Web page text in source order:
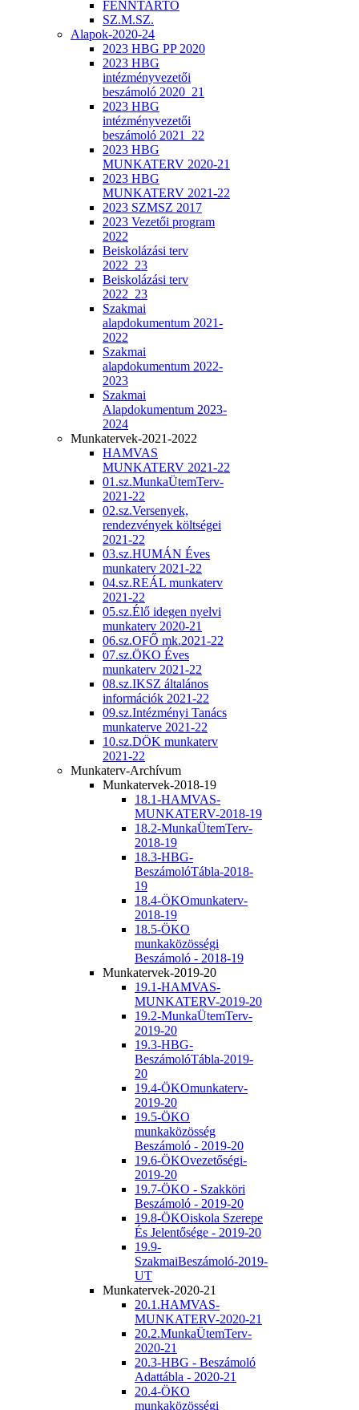
FENNTARTÓ
SZ.M.SZ.
Alapok-2020-24
2023 HBG PP 2020
2023 HBG
intézményvezetői
beszámoló 2020_21
2023 HBG
intézményvezetői
beszámoló 2021_22
2023 HBG
MUNKATERV 2020-21
2023 HBG
MUNKATERV 2021-22
2023 SZMSZ 2017
2023 Vezetői program
2022
Beiskolázási terv
2022_23
Beiskolázási terv
2022_23
Szakmai
alapdokumentum 2021-
2022
Szakmai
alapdokumentum 2022-
2023
Szakmai
Alapdokumentum 2023-
2024
Munkatervek-2021-2022
HAMVAS
MUNKATERV 2021-22
01.sz.MunkaÜtemTerv-
2021-22
02.sz.Versenyek,
rendezvények költségei
2021-22
03.sz.HUMÁN Éves
munkaterv 2021-22
04.sz.REÁL munkaterv
2021-22
05.sz.Élő idegen nyelvi
munkaterv 2020-21
06.sz.OFŐ mk.2021-22
07.sz.ÖKO Éves
munkaterv 2021-22
08.sz.IKSZ általános
információk 2021-22
09.sz.Intézményi Tanács
munkaterve 2021-22
10.sz.DÖK munkaterv
2021-22
Munkaterv-Archívum
Munkatervek-2018-19
18.1-HAMVAS-
MUNKATERV-2018-19
18.2-MunkaÜtemTerv-
2018-19
18.3-HBG-
BeszámolóTábla-2018-
19
18.4-ÖKOmunkaterv-
2018-19
18.5-ÖKO
munkaközösségi
Beszámoló - 2018-19
Munkatervek-2019-20
19.1-HAMVAS-
MUNKATERV-2019-20
19.2-MunkaÜtemTerv-
2019-20
19.3-HBG-
BeszámolóTábla-2019-
20
19.4-ÖKOmunkaterv-
2019-20
19.5-ÖKO
munkaközösség
Beszámoló - 2019-20
19.6-ÖKOvezetőségi-
2019-20
19.7-ÖKO - Szakköri
Beszámoló - 2019-20
19.8-ÖKOiskola Szerepe
És Jelentősége - 2019-20
19.9-
SzakmaiBeszámoló-2019-
UT
Munkatervek-2020-21
20.1.HAMVAS-
MUNKATERV-2020-21
20.2.MunkaÜtemTerv-
2020-21
20.3-HBG - Beszámoló
Adattábla - 2020-21
20.4-ÖKO
munkaközösségi